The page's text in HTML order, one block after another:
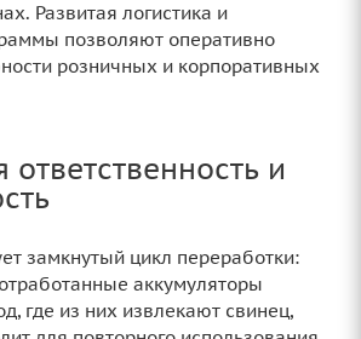
Развитая логистика и
позволяют оперативно
розничных и корпоративных
ответственность и
замкнутый цикл переработки:
аккумуляторы
где из них извлекают свинец,